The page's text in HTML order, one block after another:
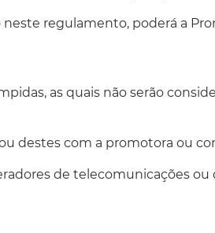
regulamento, poderá a
as quais não serão
destes com a promotora ou
de telecomunicações